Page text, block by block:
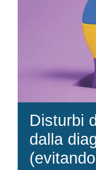
Disturbi
dalla